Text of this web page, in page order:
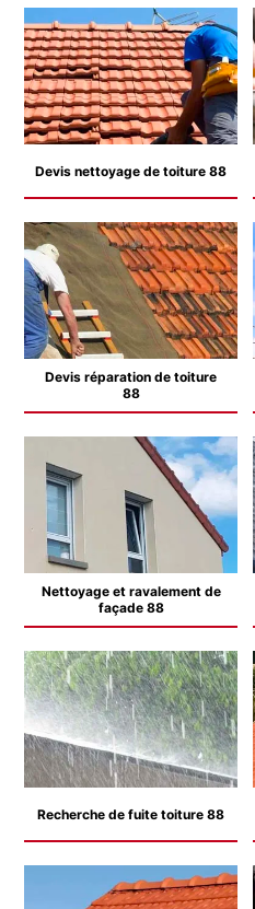
Devis nettoyage de toiture 88
Devis réparation de toiture
88
Nettoyage et ravalement de
façade 88
Recherche de fuite toiture 88